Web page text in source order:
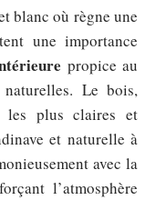
blanc où règne une
une importance
propice au
Le bois,
les plus claires et
et naturelle à
avec la
l’atmosphère